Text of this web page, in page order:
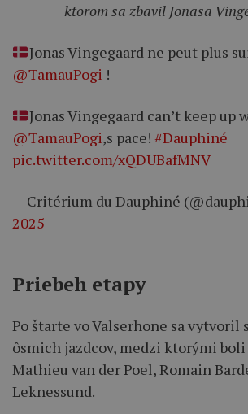
ktorom sa zbavil Jonasa
Jonas Vingegaard ne peut plus
@TamauPogi !
Jonas Vingegaard can’t keep up
@TamauPogi‚s pace! #Dauphiné
pic.twitter.com/xQDUBafMNV
— Critérium du Dauphiné
2025
Priebeh etapy
Po štarte vo Valserhone sa vytvoril
ôsmich jazdcov, medzi ktorými
Mathieu van der Poel, Romain
Leknessund.